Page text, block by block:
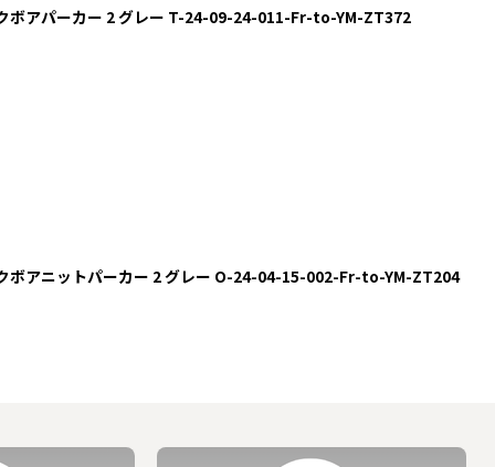
ボアパーカー 2 グレー T-24-09-24-011-Fr-to-YM-ZT372
ボアニットパーカー 2 グレー O-24-04-15-002-Fr-to-YM-ZT204